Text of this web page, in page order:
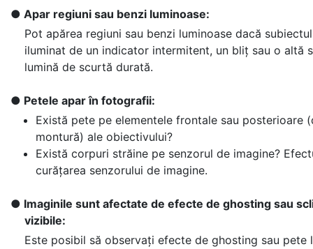
Apar regiuni sau benzi luminoase:
Pot apărea regiuni sau benzi luminoase dacă
iluminat de un indicator intermitent, un bliț sau o altă
lumină de scurtă durată.
Petele apar în fotografii:
Există pete pe elementele frontale sau posterioare
montură) ale obiectivului?
Există corpuri străine pe senzorul de imagine?
curățarea senzorului de imagine.
Imaginile sunt afectate de efecte de ghosting sau
vizibile:
Este posibil să observați efecte de ghosting sau pete